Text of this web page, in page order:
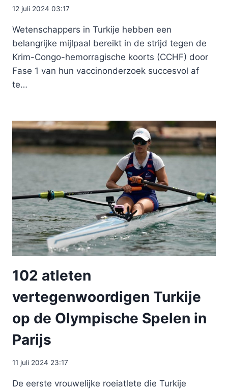
12 juli 2024 03:17
Wetenschappers in Turkije hebben een
belangrijke mijlpaal bereikt in de strijd tegen de
Krim-Congo-hemorragische koorts (CCHF) door
Fase 1 van hun vaccinonderzoek succesvol af
te…
102 atleten
vertegenwoordigen Turkije
op de Olympische Spelen in
Parijs
11 juli 2024 23:17
De eerste vrouwelijke roeiatlete die Turkije